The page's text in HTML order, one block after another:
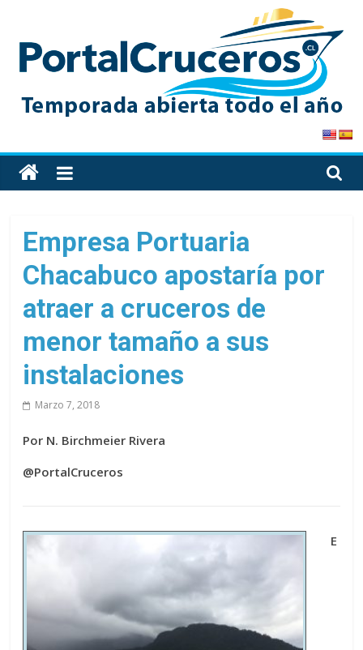
content
PortalCruceros
Toda
la
de
cruceros
en
solo
Empresa Portuaria
Chacabuco apostaría por
atraer a cruceros de
menor tamaño a sus
instalaciones
Marzo 7, 2018
Por N. Birchmeier Rivera
@PortalCruceros
E